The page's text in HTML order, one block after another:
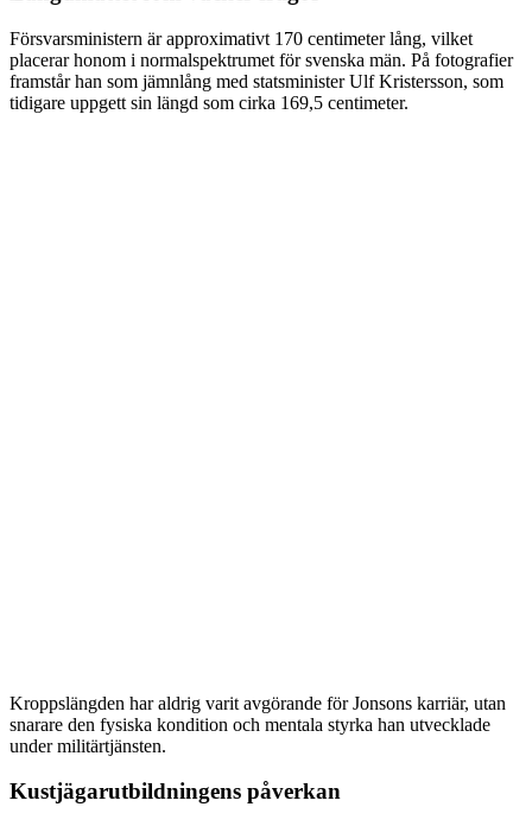
Försvarsministern är approximativt 170 centimeter lång, vilket
placerar honom i normalspektrumet för svenska män. På fotografier
framstår han som jämnlång med statsminister Ulf Kristersson, som
tidigare uppgett sin längd som cirka 169,5 centimeter.
Kroppslängden har aldrig varit avgörande för Jonsons karriär, utan
snarare den fysiska kondition och mentala styrka han utvecklade
under militärtjänsten.
Kustjägarutbildningens påverkan